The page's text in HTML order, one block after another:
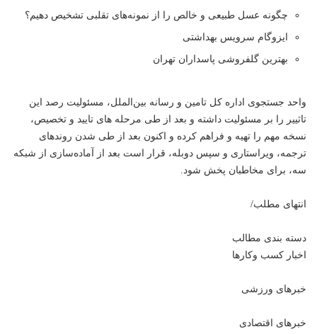
چگونه عسل طبیعی و خالص را از نمونه‌های تقلبی تشخیص دهیم؟
ایزوگام سرویس بهداشتی
بهترین گلفروشی پاسداران تهران
واحد جستجوی اداره کل تامین و رسانه بین‌الملل، مسئولیت رصد این
تاثییر را بر مسئولیت داشته و بعد از طی مرحله های تایید و تخصیص،
نسخه مهم را تهیه و فراهم کرده و اکنون بعد از طی شدن روندهای
ترجمه، ویراستاری و سپس دوبله، قرار است بعد از آماده‌سازی از شبکه‌
سه، برای مخاطبان پخش شود.
انتهای مطلب/
دسته بندی مطالب
اخبار کسب وکارها
خبرهای ورزشی
خبرهای اقتصادی